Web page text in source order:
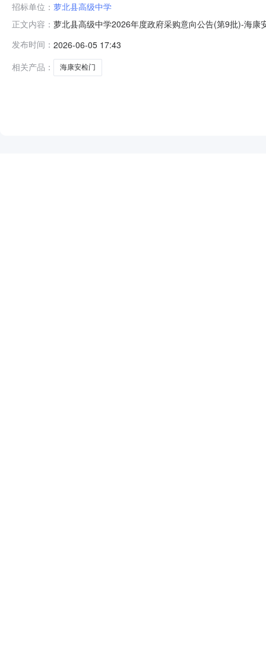
招标单位： 萝北县高级中学
正文内容： 萝北县高级中学2026年度政府采购意向公告(第9批)-海
的要求:满足学校需求预计采购时间：2026-06备注：无
发布时间： 2026-06-05 17:43
相关产品：
海康安检门